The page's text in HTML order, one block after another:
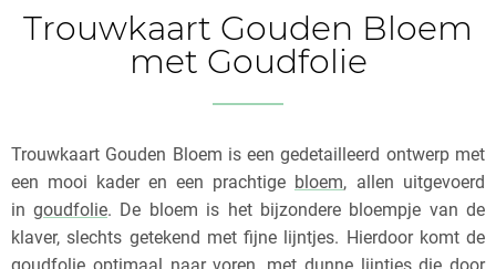
Trouwkaart Gouden Bloem
met Goudfolie
Trouwkaart Gouden Bloem is een gedetailleerd ontwerp met
een mooi kader en een prachtige bloem, allen uitgevoerd
in goudfolie. De bloem is het bijzondere bloempje van de
klaver, slechts getekend met fijne lijntjes. Hierdoor komt de
goudfolie optimaal naar voren, met dunne lijntjes die door